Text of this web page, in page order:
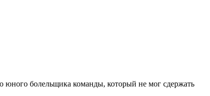
юного болельщика команды, который не мог сдержать